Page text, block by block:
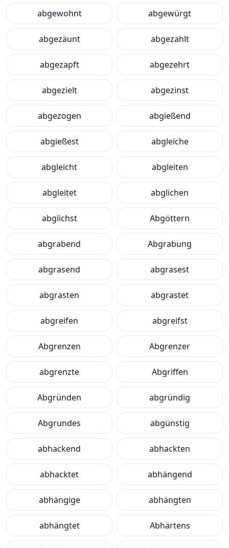
abgewohnt abgewürgt
abgezäunt abgezahlt
abgezapft abgezehrt
abgezielt abgezinst
abgezogen abgießend
abgießest abgleiche
abgleicht abgleiten
abgleitet abglichen
abglichst Abgöttern
abgrabend Abgrabung
abgrasend abgrasest
abgrasten abgrastet
abgreifen abgreifst
Abgrenzen Abgrenzer
abgrenzte Abgriffen
Abgründen abgründig
Abgrundes abgünstig
abhackend abhackten
abhacktet abhängend
abhängige abhängten
abhängtet Abhärtens